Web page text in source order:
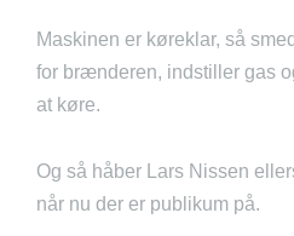
Maskinen er køreklar, så
for brænderen, indstiller gas
at køre.
Og så håber Lars Nissen
når nu der er publikum på.